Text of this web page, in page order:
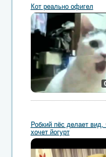
Кот реально офигел
Робкий пёс делает вид,
хочет йогурт